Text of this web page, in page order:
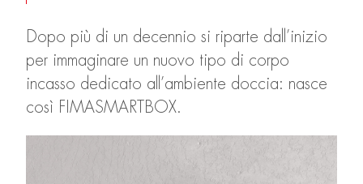
Dopo più di un decennio si riparte dall’inizio
per immaginare un nuovo tipo di corpo
incasso dedicato all’ambiente doccia: nasce
così FIMASMARTBOX.